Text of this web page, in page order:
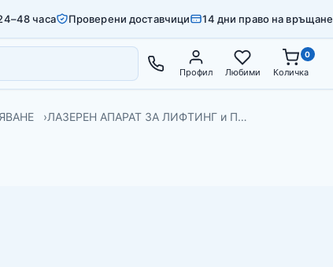
часа Проверени доставчици 14 дни право на връщане
Профил Любими Количка
0
ЛАЗЕРЕН АПАРАТ ЗА ЛИФТИНГ и П…